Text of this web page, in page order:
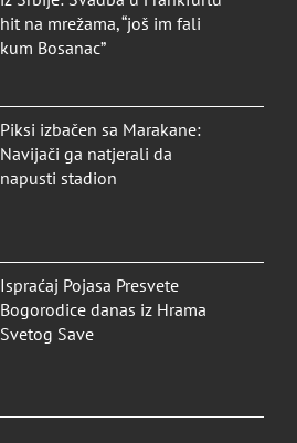
hit na mrežama, “još im fali
kum Bosanac”
Piksi izbačen sa Marakane:
Navijači ga natjerali da
napusti stadion
Ispraćaj Pojasa Presvete
Bogorodice danas iz Hrama
Svetog Save